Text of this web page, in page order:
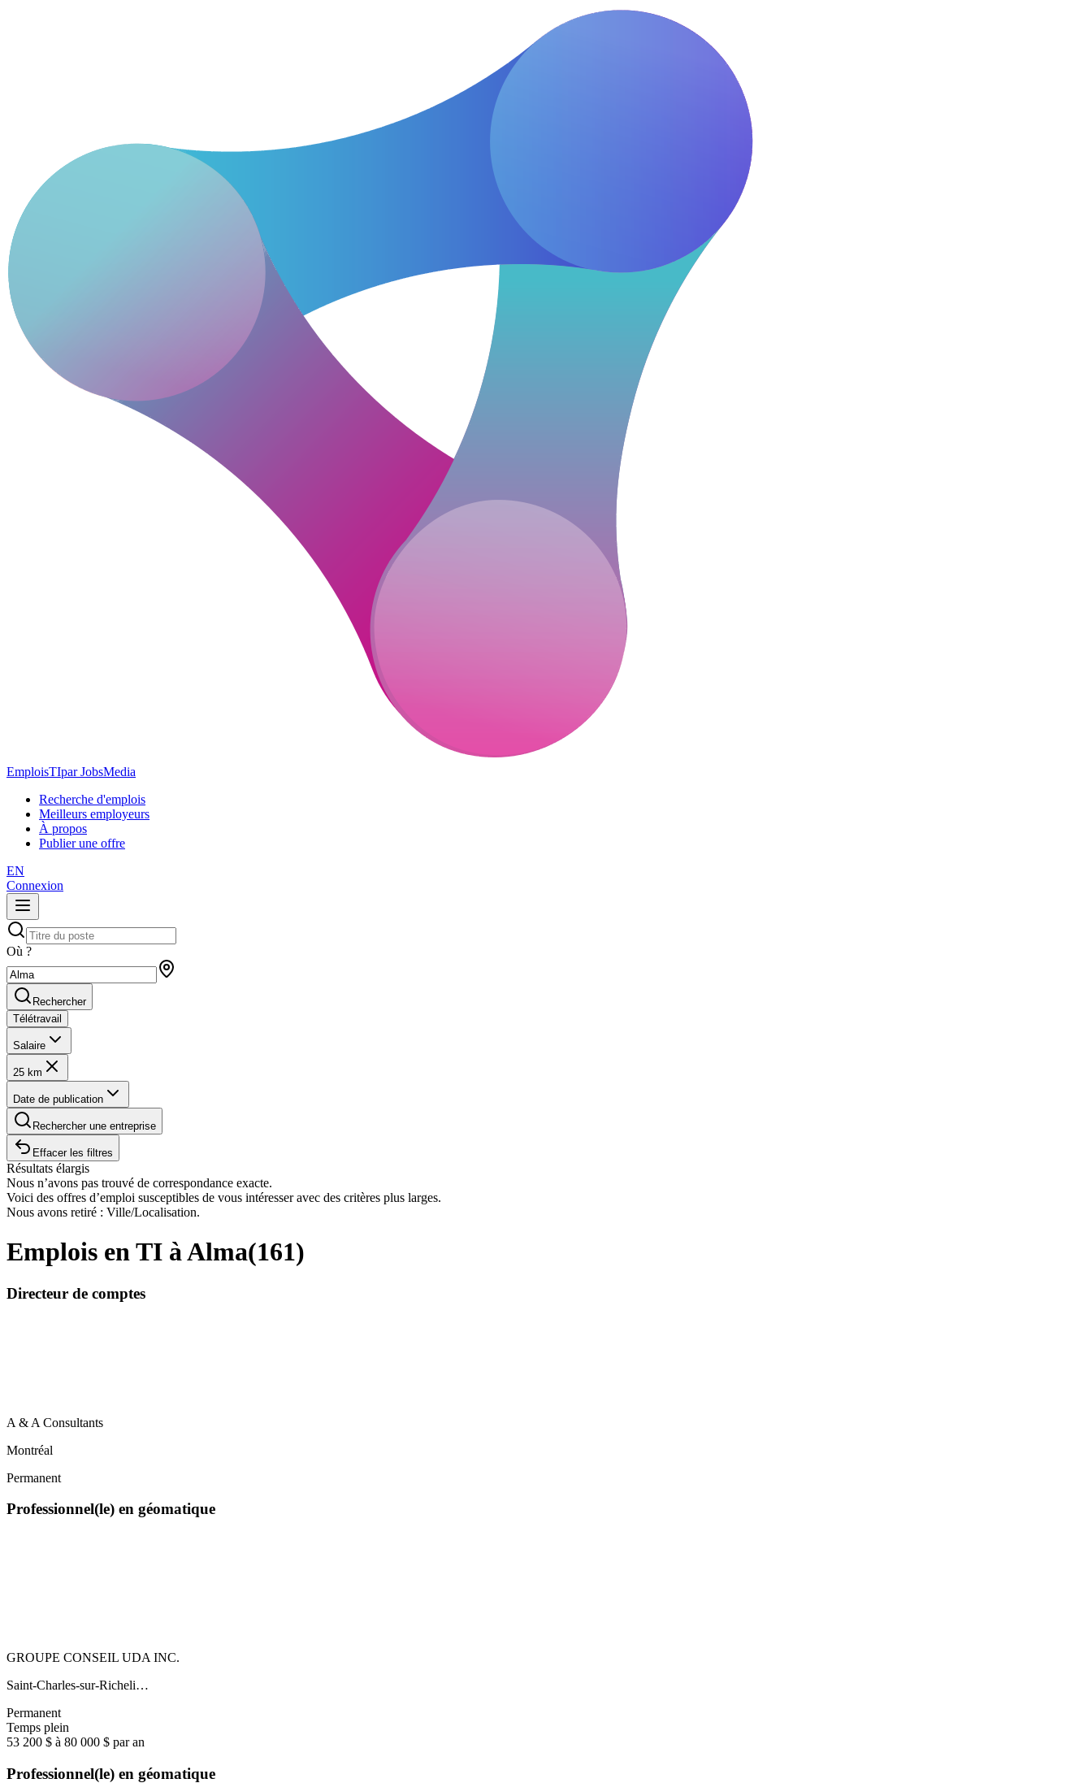
EmploisTIpar JobsMedia
Recherche d'emplois
Meilleurs employeurs
À propos
Publier une offre
EN
Connexion
Où ?
Rechercher
Télétravail
Salaire
25 km
Date de publication
Rechercher une entreprise
Effacer les filtres
Résultats élargis
Nous n’avons pas trouvé de correspondance exacte.
Voici des offres d’emploi susceptibles de vous intéresser avec des critères plus larges.
Nous avons retiré : Ville/Localisation.
Emplois en TI à Alma(161)
Directeur de comptes
A & A Consultants
Montréal
Permanent
Professionnel(le) en géomatique
GROUPE CONSEIL UDA INC.
Saint-Charles-sur-Richeli…
Permanent
Temps plein
53 200 $ à 80 000 $ par an
Professionnel(le) en géomatique